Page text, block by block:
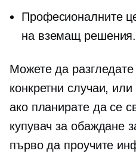
Професионалните
на вземащ решения.
Можете да
конкретни случаи,
ако планирате да се
купувач за обаждане
първо да проучите